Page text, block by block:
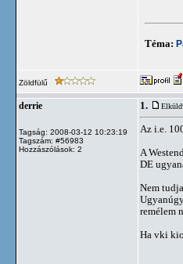
Téma:
Zöldfülű
derrie
Tagság: 2008-03-12 10:23:19
Tagszám: #56983
Hozzászólások: 2
1.
Az i.e.
A
DE
Nem
remélem
Ha vki